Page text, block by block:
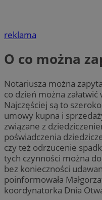
reklama
O co można
Notariusza można
co dzień można
Najczęściej są to
umowy kupna i
związane z
poświadczenia
czy też odrzucenie
tych czynności można
bez konieczności
poinformowała
koordynatorka Dnia